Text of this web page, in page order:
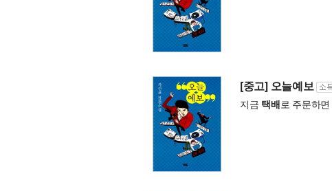
[중고] 오늘예보
지금 택배로 주문하면